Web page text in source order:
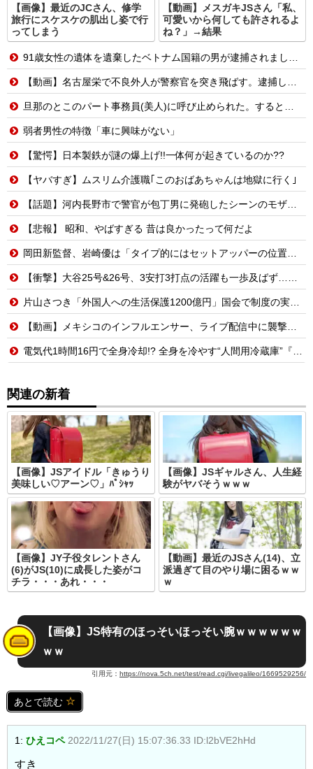
【画像】最近のJCさん、修学
旅行にスケスケの肌出し姿で行
ってしまう
【動画】メスガキJSさん「私、
可愛いから何しても許されるよ
ね？」→結果
91歳女性の遺体を遺棄したベトナム国籍の男が逮捕されました #移民 #外国人
【動画】名古屋栄で不良外人が警察官を突き飛ばす。逮捕しろやｗｗｗ
旦那のとこのパート事務員(美人)に呼び止められた。すると「あんな物(昼食)を旦那さんに食べさせるなんて信じられない！」と言い出し...
弱者男性の特徴「車に興味がない」
【驚愕】日本製鉄が謎の爆上げ!!一体何が起きているのか??
【ヤバすぎ】ムスリム介護職｢このおばあちゃんは地獄に行く｣
【話題】河内長野市で警官が包丁男に発砲したシーンのモザ無し映像が公開される。
【悲報】 昭和、やばすぎる 昔は良かったって何だよ
岡田新監督、岩崎優は「タイプ的にはセットアッパーの位置が一番合うてる」←おーん
【衝撃】大谷25号&26号、3安打3打点の活躍も一歩及ばず…それでも希望を見出すLADファン反応集 MLB2026シーズン 8.
片山さつき「外国人への生活保護1200億円」国会で制度の実態を追及
【動画】メキシコのインフルエンサー、ライブ配信中に襲撃されて死亡。
電気代1時間16円で全身冷却!? 全身を冷やす“人間用冷蔵庫”『ど冷えもんBOX』→工事現場やゴルフ場で導入続々と話題
関連の新着
【画像】JSアイドル「きゅうり
美味しい♡アーン♡」ﾊﾟｼｬｯ
【画像】JSギャルさん、人生経
験がヤバそうｗｗｗ
【画像】JY子役タレントさん
(6)がJS(10)に成長した姿がコ
チラ・・・あれ・・・
【動画】最近のJSさん(14)、立
派過ぎて目のやり場に困るｗｗ
ｗ
【画像】JS特有のほっそいほっそい腕ｗｗｗｗｗｗ
ｗｗ
引用元： https://nova.5ch.net/test/read.cgi/livegalileo/1669529256/
あとで読む
1: ひえコペ 2022/11/27(日) 15:07:36.33 ID:l2bVE2hHd
すき